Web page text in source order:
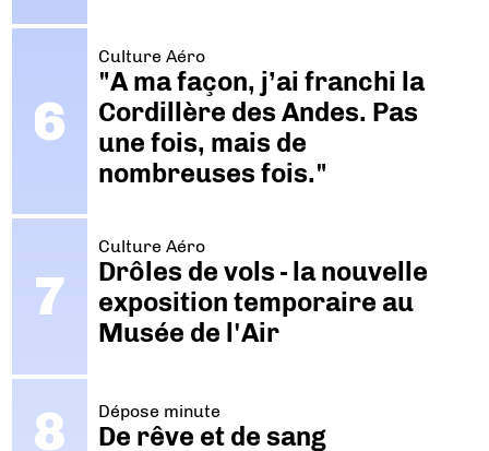
Culture Aéro
"A ma façon, j’ai franchi la
Cordillère des Andes. Pas
une fois, mais de
nombreuses fois."
Culture Aéro
Drôles de vols - la nouvelle
exposition temporaire au
Musée de l'Air
Dépose minute
De rêve et de sang